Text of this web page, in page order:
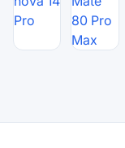
Pro
80 Pro
Max